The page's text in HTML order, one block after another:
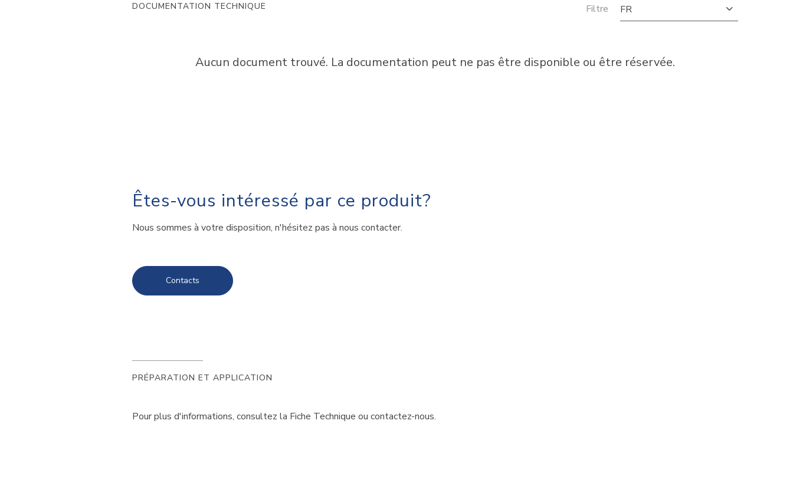
DOCUMENTATION TECHNIQUE Filtre FR
Aucun document trouvé. La documentation peut ne pas être disponible ou être réservée.
Êtes-vous intéressé par ce produit?
Nous sommes à votre disposition, n'hésitez pas à nous contacter.
Contacts
PRÉPARATION ET APPLICATION
Pour plus d'informations, consultez la Fiche Technique ou contactez-nous.